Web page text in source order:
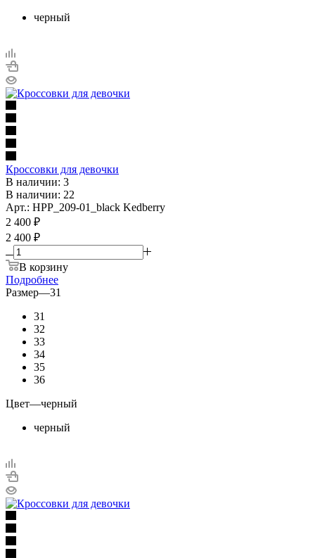
черный
Кроссовки для девочки
В наличии: 3
В наличии: 22
Арт.: HPP_209-01_black Kedberry
2 400 ₽
2 400 ₽
В корзину
Подробнее
Размер—31
31
32
33
34
35
36
Цвет—черный
черный